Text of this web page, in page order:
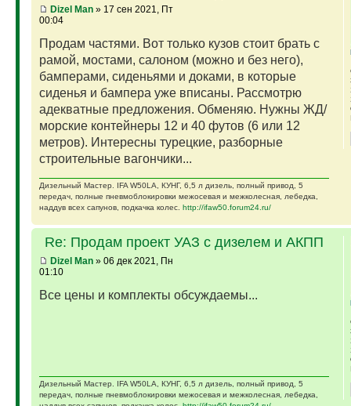
Dizel Man» 17 сен 2021, Пт
00:04
Продам частями. Вот только кузов стоит брать с
рамой, мостами, салоном (можно и без него),
бамперами, сиденьями и доками, в которые
сиденья и бампера уже вписаны. Рассмотрю
адекватные предложения. Обменяю. Нужны ЖД/
морские контейнеры 12 и 40 футов (6 или 12
метров). Интересны турецкие, разборные
строительные вагончики...
Дизельный Мастер. IFA W50LA, КУНГ, 6,5 л дизель, полный привод, 5
передач, полные пневмоблокировки межосевая и межколесная, лебедка,
наддув всех сапунов, подкачка колес. http://ifaw50.forum24.ru/
Re: Продам проект УАЗ с дизелем и АКПП
Dizel Man» 06 дек 2021, Пн
01:10
Все цены и комплекты обсуждаемы...
Дизельный Мастер. IFA W50LA, КУНГ, 6,5 л дизель, полный привод, 5
передач, полные пневмоблокировки межосевая и межколесная, лебедка,